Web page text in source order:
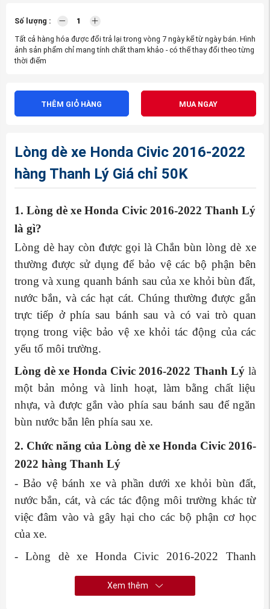
Số lượng :
Tất cả hàng hóa được đổi trả lại trong vòng 7 ngày kể từ ngày bán. Hình
ảnh sản phẩm chỉ mang tính chất tham khảo - có thể thay đổi theo từng
thời điểm
THÊM GIỎ HÀNG MUA NGAY
Lòng dè xe Honda Civic 2016-2022
hàng Thanh Lý Giá chỉ 50K
1. Lòng dè xe Honda Civic 2016-2022 Thanh Lý
là gì?
Lòng dè hay còn được gọi là Chắn bùn lòng dè xe
thường được sử dụng để bảo vệ các bộ phận bên
trong và xung quanh bánh sau của xe khỏi bùn đất,
nước bắn, và các hạt cát. Chúng thường được gắn
trực tiếp ở phía sau bánh sau và có vai trò quan
trọng trong việc bảo vệ xe khỏi tác động của các
yếu tố môi trường.
Lòng dè xe Honda Civic 2016-2022 Thanh Lý là
một bản mỏng và linh hoạt, làm bằng chất liệu
nhựa, và được gắn vào phía sau bánh sau để ngăn
bùn nước bắn lên phía sau xe.
2. Chức năng của Lòng dè xe Honda Civic 2016-
2022 hàng Thanh Lý
- Bảo vệ bánh xe và phần dưới xe khỏi bùn đất,
nước bắn, cát, và các tác động môi trường khác từ
việc đâm vào và gây hại cho các bộ phận cơ học
của xe.
- Lòng dè xe Honda Civic 2016-2022 Thanh
giúp bảo vệ lớp sơn của xe khỏi sự gây xước do
tác động của các yếu tố môi trường và hạt cát, duy
Xem thêm